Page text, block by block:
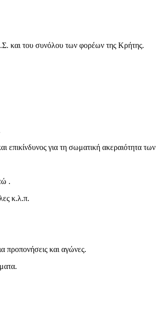
και του συνόλου των φορέων της Κρήτης.
για τη σωματική ακεραιότητα των
.
κ.λ.π.
προπονήσεις και αγώνες.